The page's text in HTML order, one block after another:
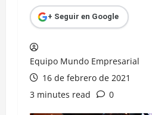
+ Seguir en Google
Equipo Mundo Empresarial
16 de febrero de 2021
3 minutes read
0